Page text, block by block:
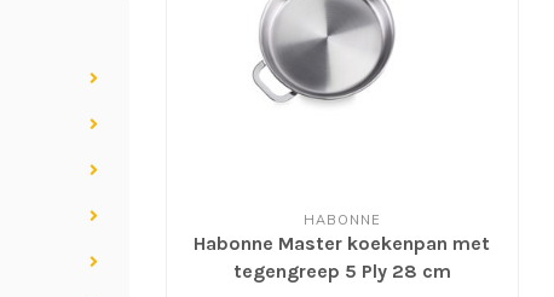
HABONNE
Habonne Master koekenpan met
tegengreep 5 Ply 28 cm